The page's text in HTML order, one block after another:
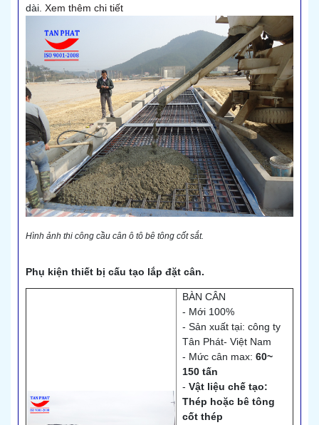
dài. Xem thêm chi tiết
Hình ảnh thi công cầu cân ô tô bê tông cốt sắt.
Phụ kiện thiết bị cấu tạo lắp đặt cân.
BÀN CÂN
- Mới 100%
- Sản xuất tại: công ty
Tân Phát- Việt Nam
- Mức cân max: 60~
150 tấn
-Vật liệu chế tạo:
Thép hoặc bê tông
cốt thép